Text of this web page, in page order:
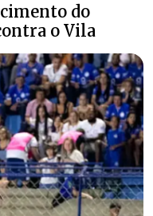
do
o Vila